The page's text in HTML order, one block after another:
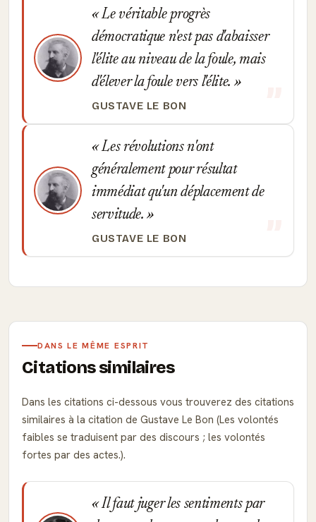
Le véritable progrès
démocratique n'est pas d'abaisser
l'élite au niveau de la foule, mais
d'élever la foule vers l'élite.
GUSTAVE LE BON
Les révolutions n'ont
généralement pour résultat
immédiat qu'un déplacement de
servitude.
GUSTAVE LE BON
DANS LE MÊME ESPRIT
Citations similaires
Dans les citations ci-dessous vous trouverez des citations
similaires à la citation de Gustave Le Bon (Les volontés
faibles se traduisent par des discours ; les volontés
fortes par des actes.).
Il faut juger les sentiments par